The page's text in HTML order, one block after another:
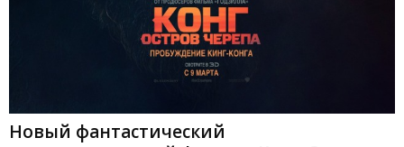
Новый фантастический